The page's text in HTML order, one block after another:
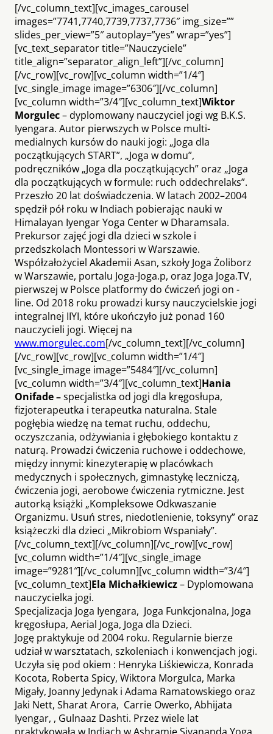
[/vc_column_text][vc_images_carousel
images=”7741,7740,7739,7737,7736″ img_size=””
slides_per_view=”5″ autoplay=”yes” wrap=”yes”]
[vc_text_separator title=”Nauczyciele”
title_align=”separator_align_left”][/vc_column]
[/vc_row][vc_row][vc_column width=”1/4″]
[vc_single_image image=”6306″][/vc_column]
[vc_column width=”3/4″][vc_column_text]Wiktor
Morgulec– dyplomowany nauczyciel jogi wg B.K.S.
Iyengara. Autor pierwszych w Polsce multi­
medialnych kursów do nauki jogi: „Joga dla
początkujących START”, „Joga w domu”,
podręczników „Joga dla początkujących” oraz „Joga
dla początkujących w formule: ruch ­oddech­relaks”.
Przeszło 20 ­lat doświadczenia. W latach 2002–2004
spędził pół roku w Indiach pobierając nauki w
Himalayan Iyengar Yoga Center w Dharamsala.
Prekursor zajęć jogi dla dzieci w szkole i
przedszkolach Montessori w Warszawie.
Współzałożyciel Akademii Asan, szkoły Joga Żoliborz
w Warszawie, portalu Joga-Joga.p, oraz Joga ­Joga.TV,
pierwszej w Polsce platformy do ćwiczeń jogi on ­
line. Od 2018 roku prowadzi kursy nauczycielskie jogi
integralnej IIYI, które ukończyło już ponad 160
nauczycieli jogi. Więcej na
www.morgulec.com[/vc_column_text][/vc_column]
[/vc_row][vc_row][vc_column width=”1/4″]
[vc_single_image image=”5484″][/vc_column]
[vc_column width=”3/4″][vc_column_text]Hania
Onifade –specjalistka od jogi dla kręgosłupa,
fizjoterapeutka i terapeutka naturalna. Stale
pogłębia wiedzę na temat ruchu, oddechu,
oczyszczania, odżywiania i głębokiego kontaktu z
naturą. Prowadzi ćwiczenia ruchowe i oddechowe,
między innymi: kinezyterapię w placówkach
medycznych i społecznych, gimnastykę leczniczą,
ćwiczenia jogi, aerobowe ćwiczenia rytmiczne. Jest
autorką książki „Kompleksowe Odkwaszanie
Organizmu. Usuń stres, niedotlenienie, toksyny” oraz
książeczki dla dzieci „Mikrobiom Wspaniały”.
[/vc_column_text][/vc_column][/vc_row][vc_row]
[vc_column width=”1/4″][vc_single_image
image=”9281″][/vc_column][vc_column width=”3/4″]
[vc_column_text]Ela Michałkiewicz– Dyplomowana
nauczycielka jogi.
Specjalizacja Joga Iyengara, Joga Funkcjonalna, Joga
kręgosłupa, Aerial Joga, Joga dla Dzieci.
Jogę praktykuje od 2004 roku. Regularnie bierze
udział w warsztatach, szkoleniach i konwencjach jogi.
Uczyła się pod okiem : Henryka Liśkiewicza, Konrada
Kocota, Roberta Spicy, Wiktora Morgulca, Marka
Migały, Joanny Jedynak i Adama Ramatowskiego oraz
Jaki Nett, Sharat Arora, Carrie Owerko, Abhijata
Iyengar, , Gulnaaz Dashti. Przez wiele lat